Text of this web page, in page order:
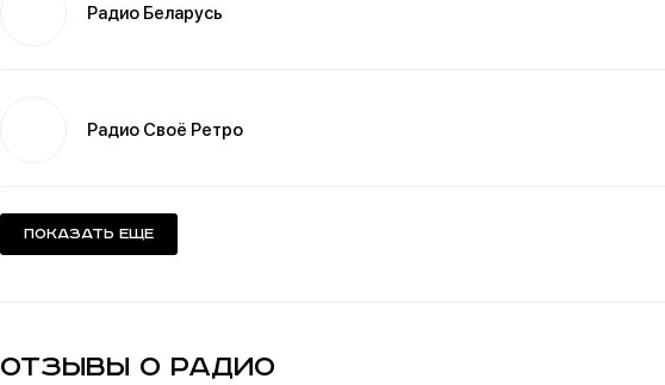
Радио Беларусь
Радио Своё Ретро
Показать еще
Отзывы о Радио